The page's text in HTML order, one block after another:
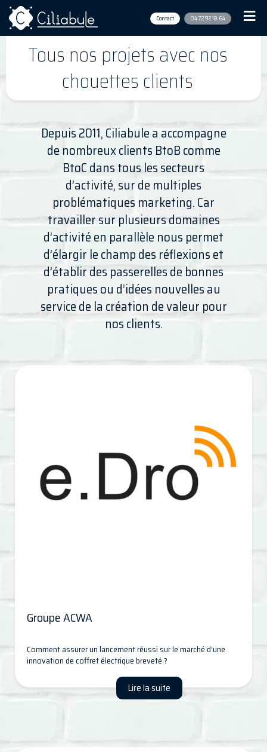
Contact 04 72 92 18 64
Tous nos projets avec nos
chouettes clients
Depuis 2011, Ciliabule a accompagne
de nombreux clients BtoB comme
BtoC dans tous les secteurs
d’activité, sur de multiples
problématiques marketing. Car
travailler sur plusieurs domaines
d’activité en parallèle nous permet
d’élargir le champ des réflexions et
d’établir des passerelles de bonnes
pratiques ou d’idées nouvelles au
service de la création de valeur pour
nos clients.
Groupe ACWA
Comment assurer un lancement réussi sur le marché d’une
innovation de coffret électrique breveté ?
Lire la suite